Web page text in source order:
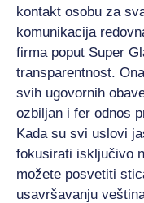
kontakt osobu za
komunikacija
firma poput Super
transparentnost.
svih ugovornih
ozbiljan i fer odnos
Kada su svi uslovi
fokusirati isključivo
možete posvetiti
usavršavanju